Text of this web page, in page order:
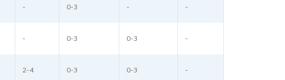
- 0-3 - -
- 0-3 0-3 -
2-4 0-3 0-3 -